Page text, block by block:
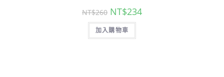
NT$260 NT$234
加入購物車